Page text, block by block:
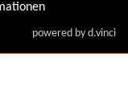
powered by d.vinci